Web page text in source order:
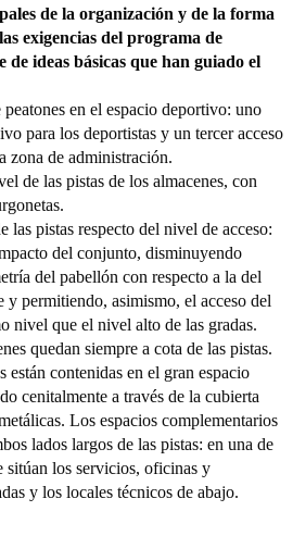
de la organización y de la forma
exigencias del programa de
de ideas básicas que han guiado el
en el espacio deportivo: uno
para los deportistas y un tercer acceso
zona de administración.
de las pistas de los almacenes, con
las pistas respecto del nivel de acceso:
del conjunto, disminuyendo
del pabellón con respecto a la del
y permitiendo, asimismo, el acceso del
nivel que el nivel alto de las gradas.
quedan siempre a cota de las pistas.
están contenidas en el gran espacio
cenitalmente a través de la cubierta
Los espacios complementarios
lados largos de las pistas: en una de
sitúan los servicios, oficinas y
y los locales técnicos de abajo.